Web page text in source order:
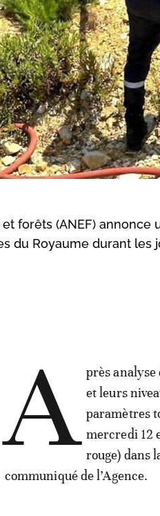
et forêts (ANEF)
du Royaume durant les
A près
et leurs
paramètres
mercredi 12
rouge) dans
communiqué de l’Agence.